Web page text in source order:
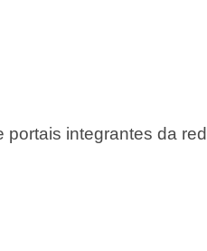
integrantes da